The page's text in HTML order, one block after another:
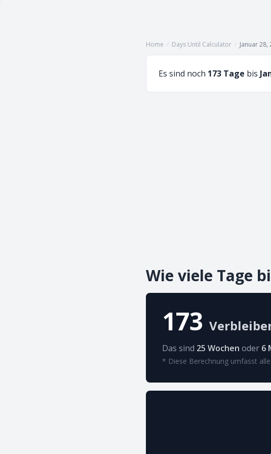
Home / Days Until Calculator / Januar 28,
Es sind noch 173 Tage bis
Wie viele Tage
173
Das sind 25 Wochen oder 6
* Diese Berechnung umfasst